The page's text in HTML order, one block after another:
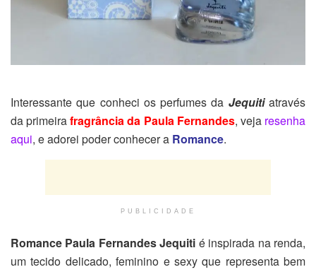
Interessante que conheci os perfumes da Jequitiatravés
da primeirafragrância da Paula Fernandes, veja resenha
aqui, e adorei poder conhecer a Romance.
PUBLICIDADE
Romance Paula Fernandes Jequiti é inspirada na renda,
um tecido delicado, feminino e sexy que representa bem